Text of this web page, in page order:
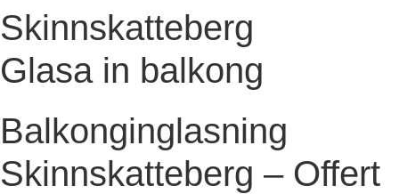
Skinnskatteberg
Glasa in balkong
Balkonginglasning
Skinnskatteberg – Offert